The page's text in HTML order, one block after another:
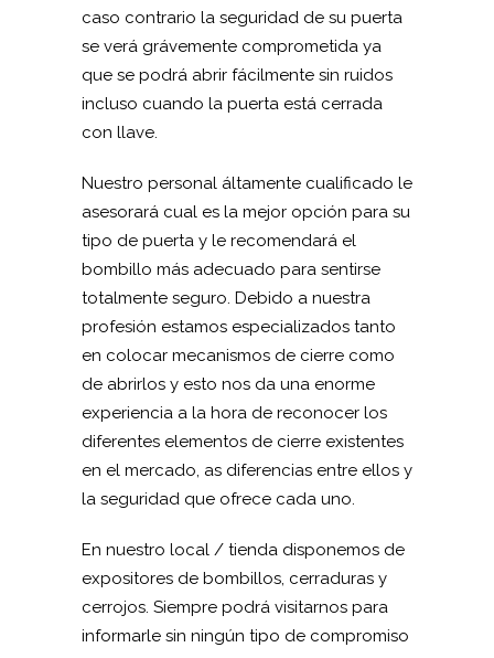
caso contrario la seguridad de su puerta
se verá grávemente comprometida ya
que se podrá abrir fácilmente sin ruidos
incluso cuando la puerta está cerrada
con llave.
Nuestro personal áltamente cualificado le
asesorará cual es la mejor opción para su
tipo de puerta y le recomendará el
bombillo más adecuado para sentirse
totalmente seguro. Debido a nuestra
profesión estamos especializados tanto
en colocar mecanismos de cierre como
de abrirlos y esto nos da una enorme
experiencia a la hora de reconocer los
diferentes elementos de cierre existentes
en el mercado, as diferencias entre ellos y
la seguridad que ofrece cada uno.
En nuestro local / tienda disponemos de
expositores de bombillos, cerraduras y
cerrojos. Siempre podrá visitarnos para
informarle sin ningún tipo de compromiso